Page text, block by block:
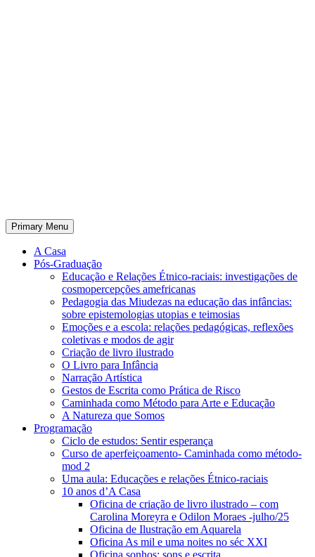
Primary Menu
A Casa
Pós-Graduação
Educação e Relações Étnico-raciais: investigações de
cosmopercepções amefricanas
Pedagogia das Miudezas na educação das infâncias:
sobre epistemologias utopias e teimosias
Emoções e a escola: relações pedagógicas, reflexões
coletivas e modos de agir
Criação de livro ilustrado
O Livro para Infância
Narração Artística
Gestos de Escrita como Prática de Risco
Caminhada como Método para Arte e Educação
A Natureza que Somos
Programação
Ciclo de estudos: Sentir esperança
Curso de aperfeiçoamento- Caminhada como método-
mod 2
Uma aula: Educações e relações Étnico-raciais
10 anos d’A Casa
Oficina de criação de livro ilustrado – com
Carolina Moreyra e Odilon Moraes -julho/25
Oficina de Ilustração em Aquarela
Oficina As mil e uma noites no séc XXI
Oficina sonhos: sons e escrita